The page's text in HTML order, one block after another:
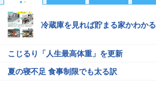
冷蔵庫を見れば貯まる家かわかる
こじるり「人生最高体重」を更新
夏の寝不足 食事制限でも太る訳